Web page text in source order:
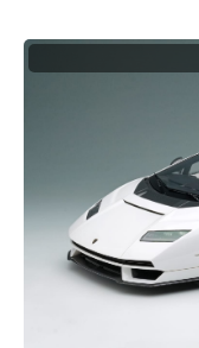
振動に起因するエンジ
従来はロードノイズ
帯域なノイズのため
今回、新型エルグラ
対応可能なANCを開
ードノイズおよびエン
なノイズ低減が可能